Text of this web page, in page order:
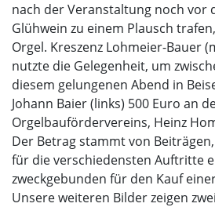
nach der Veranstaltung noch vor
Glühwein zu einem Plausch
Orgel. Kreszenz Lohmeier-Bauer
nutzte die Gelegenheit, um
diesem gelungenen Abend in
Johann Baier (links) 500 Euro an
Orgelbaufördervereins, Heinz
Der Betrag stammt von
für die verschiedensten Auftritte
zweckgebunden für den Kauf
Unsere weiteren Bilder zeigen